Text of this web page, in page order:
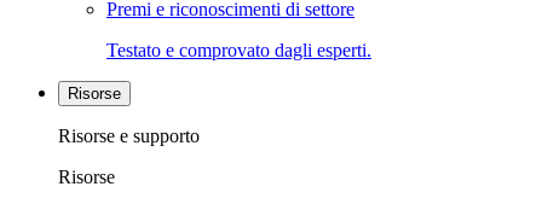
Premi e riconoscimenti di settore
Testato e comprovato dagli esperti.
Risorse
Risorse e supporto
Risorse